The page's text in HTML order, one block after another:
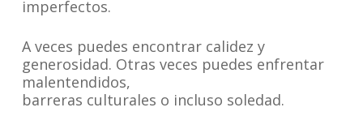
imperfectos.
A veces puedes encontrar calidez y
generosidad. Otras veces puedes enfrentar
malentendidos,
barreras culturales o incluso soledad.